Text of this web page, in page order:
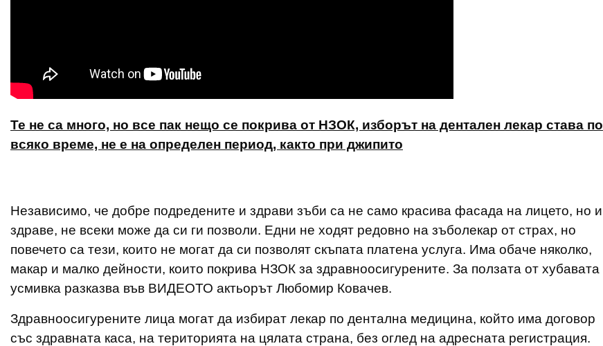
Те не са много, но все пак нещо се покрива от НЗОК, изборът на дентален лекар става по
всяко време, не е на определен период, както при джипито
Независимо, че добре подредените и здрави зъби са не само красива фасада на лицето, но и
здраве, не всеки може да си ги позволи. Едни не ходят редовно на зъболекар от страх, но
повечето са тези, които не могат да си позволят скъпата платена услуга. Има обаче няколко,
макар и малко дейности, които покрива НЗОК за здравноосигурените. За ползата от хубавата
усмивка разказва във ВИДЕОТО актьорът Любомир Ковачев.
Здравноосигурените лица могат да избират лекар по дентална медицина, който има договор
със здравната каса, на територията на цялата страна, без оглед на адресната регистрация.